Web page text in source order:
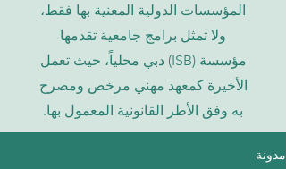
المؤسسات الدولية المعنية بها فقط،
ولا تمثل برامج جامعية تقدمها
مؤسسة (ISB) دبي محلياً، حيث تعمل
الأخيرة كمعهد مهني مرخص ومصرح
به وفق الأطر القانونية المعمول بها.
مدونة